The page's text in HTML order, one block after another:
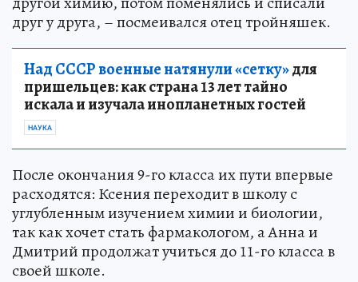
друг у друга, – посмеивался отец тройняшек.
Над СССР военные натянули «сетку»для
пришельцев: как страна 13 лет тайно
искала и изучала инопланетных гостей
НАУКА
После окончания 9-го класса их пути впервые
расходятся: Ксения переходит в школу с
углубленным изучением химии и биологии,
так как хочет стать фармакологом, а Анна и
Дмитрий продолжат учиться до 11-го класса в
своей школе.